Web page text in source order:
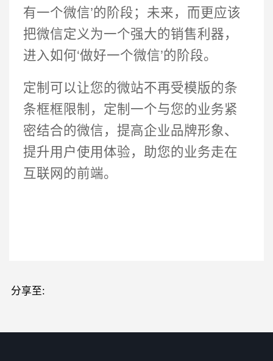
有一个微信’的阶段；未来，而更应该
把微信定义为一个强大的销售利器，
进入如何‘做好一个微信’的阶段。
定制可以让您的微站不再受模版的条
条框框限制，定制一个与您的业务紧
密结合的微信，提高企业品牌形象、
提升用户使用体验，助您的业务走在
互联网的前端。
分享至: